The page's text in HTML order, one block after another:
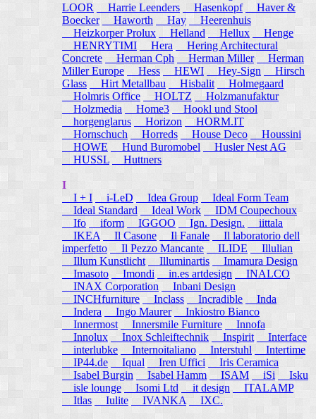
LOOR
Harrie Leenders Hasenkopf
Haver &
Boecker
Haworth Hay
Heerenhuis
Heizkorper Prolux
Helland Hellux
Henge
HENRYTIMI
Hera
Hering Architectural
Concrete
Herman Cph Herman Miller
Herman
Miller Europe
Hess HEWI Hey-Sign
Hirsch
Glass
Hirt Metallbau Hisbalit
Holmegaard
Holmris Office
HOLTZ
Holzmanufaktur
Holzmedia
Home3
Hookl und Stool
horgenglarus
Horizon
HORM.IT
Hornschuch
Horreds House Deco
Houssini
HOWE
Hund Buromobel
Husler Nest AG
HUSSL
Huttners
I
I + I
i-LeD Idea Group
Ideal Form Team
Ideal Standard
Ideal Work
IDM Coupechoux
Ifo
iform IGGOO Ign. Design.
iittala
IKEA
Il Casone Il Fanale
Il laboratorio dell
imperfetto
Il Pezzo Mancante ILIDE
Illulian
Illum Kunstlicht
Illuminartis
Imamura Design
Imasoto
Imondi in.es artdesign
INALCO
INAX Corporation
Inbani Design
INCHfurniture
Inclass Incradible
Inda
Indera
Ingo Maurer
Inkiostro Bianco
Innermost
Innersmile Furniture
Innofa
Innolux
Inox Schleiftechnik Inspirit
Interface
interlubke
Internoitaliano Interstuhl
Intertime
IP44.de
Iqual Iren Uffici
Iris Ceramica
Isabel Burgin
Isabel Hamm ISAM iSi Isku
isle lounge
Isomi Ltd it design
ITALAMP
Itlas
Iulite IVANKA IXC.